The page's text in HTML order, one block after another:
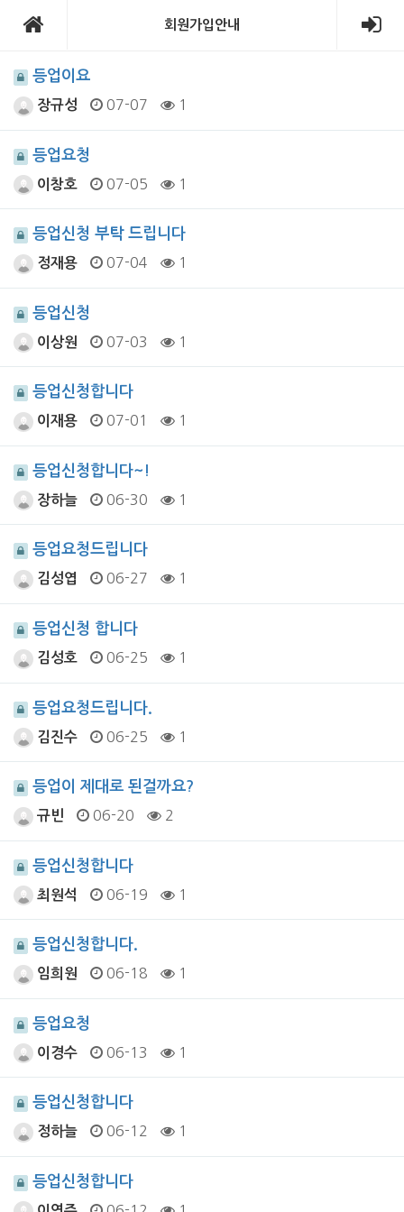
회원가입안내
등업이요
장규성 07-07 1
등업요청
이창호 07-05 1
등업신청 부탁 드립니다
정재용 07-04 1
등업신청
이상원 07-03 1
등업신청합니다
이재용 07-01 1
등업신청합니다~!
장하늘 06-30 1
등업요청드립니다
김성엽 06-27 1
등업신청 합니다
김성호 06-25 1
등업요청드립니다.
김진수 06-25 1
등업이 제대로 된걸까요?
규빈 06-20 2
등업신청합니다
최원석 06-19 1
등업신청합니다.
임희원 06-18 1
등업요청
이경수 06-13 1
등업신청합니다
정하늘 06-12 1
등업신청합니다